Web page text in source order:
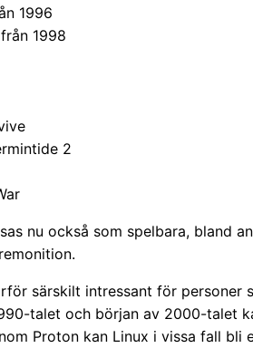
1996
1998
2
nu också som spelbara, bland
särskilt intressant för personer
talet och början av 2000-talet
Proton kan Linux i vissa fall